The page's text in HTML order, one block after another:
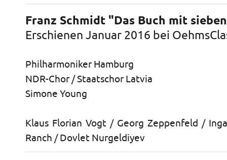
Franz Schmidt "Das Buch mit
Erschienen Januar 2016 bei
Philharmoniker Hamburg
NDR-Chor / Staatschor Latvia
Simone Young
Klaus Florian Vogt / Georg Zeppenfeld /
Ranch / Dovlet Nurgeldiyev